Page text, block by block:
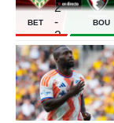
BET
2
-
2
BOU